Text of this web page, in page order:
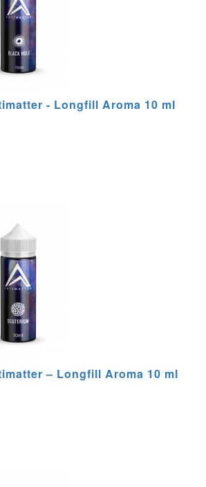
- Longfill Aroma 10 ml
– Longfill Aroma 10 ml